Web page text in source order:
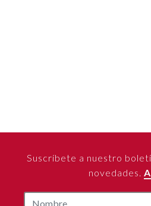
Suscríbete a nuestro
novedades.